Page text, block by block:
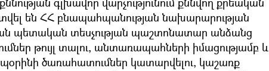
են ՀՀ բնապահպանության նախարարության
պետական տեսչության պաշտոնատար անձանց
թույլ տալու, անտառապահների իմացությամբ և
ծառահատումներ կատարվելու, կաշառք